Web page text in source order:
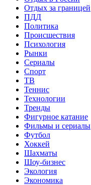
Отдых за границей
ПДД
Политика
Происшествия
Психология
Рынки
Сериалы
Спорт
ТВ
Теннис
Технологии
Тренды
Фигурное катание
Фильмы и сериалы
Футбол
Хоккей
Шахматы
Шоу-бизнес
Экология
Экономика